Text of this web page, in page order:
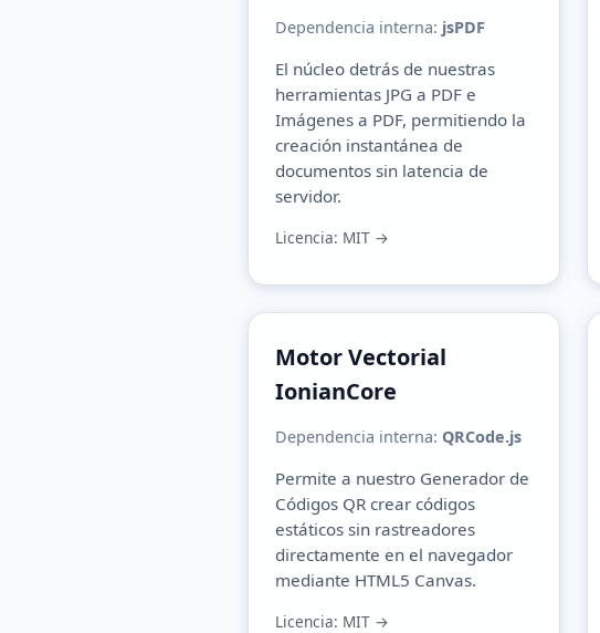
Dependencia interna: jsPDF
El núcleo detrás de nuestras
herramientas JPG a PDF e
Imágenes a PDF, permitiendo la
creación instantánea de
documentos sin latencia de
servidor.
Licencia: MIT →
Motor Vectorial
IonianCore
Dependencia interna: QRCode.js
Permite a nuestro Generador de
Códigos QR crear códigos
estáticos sin rastreadores
directamente en el navegador
mediante HTML5 Canvas.
Licencia: MIT →